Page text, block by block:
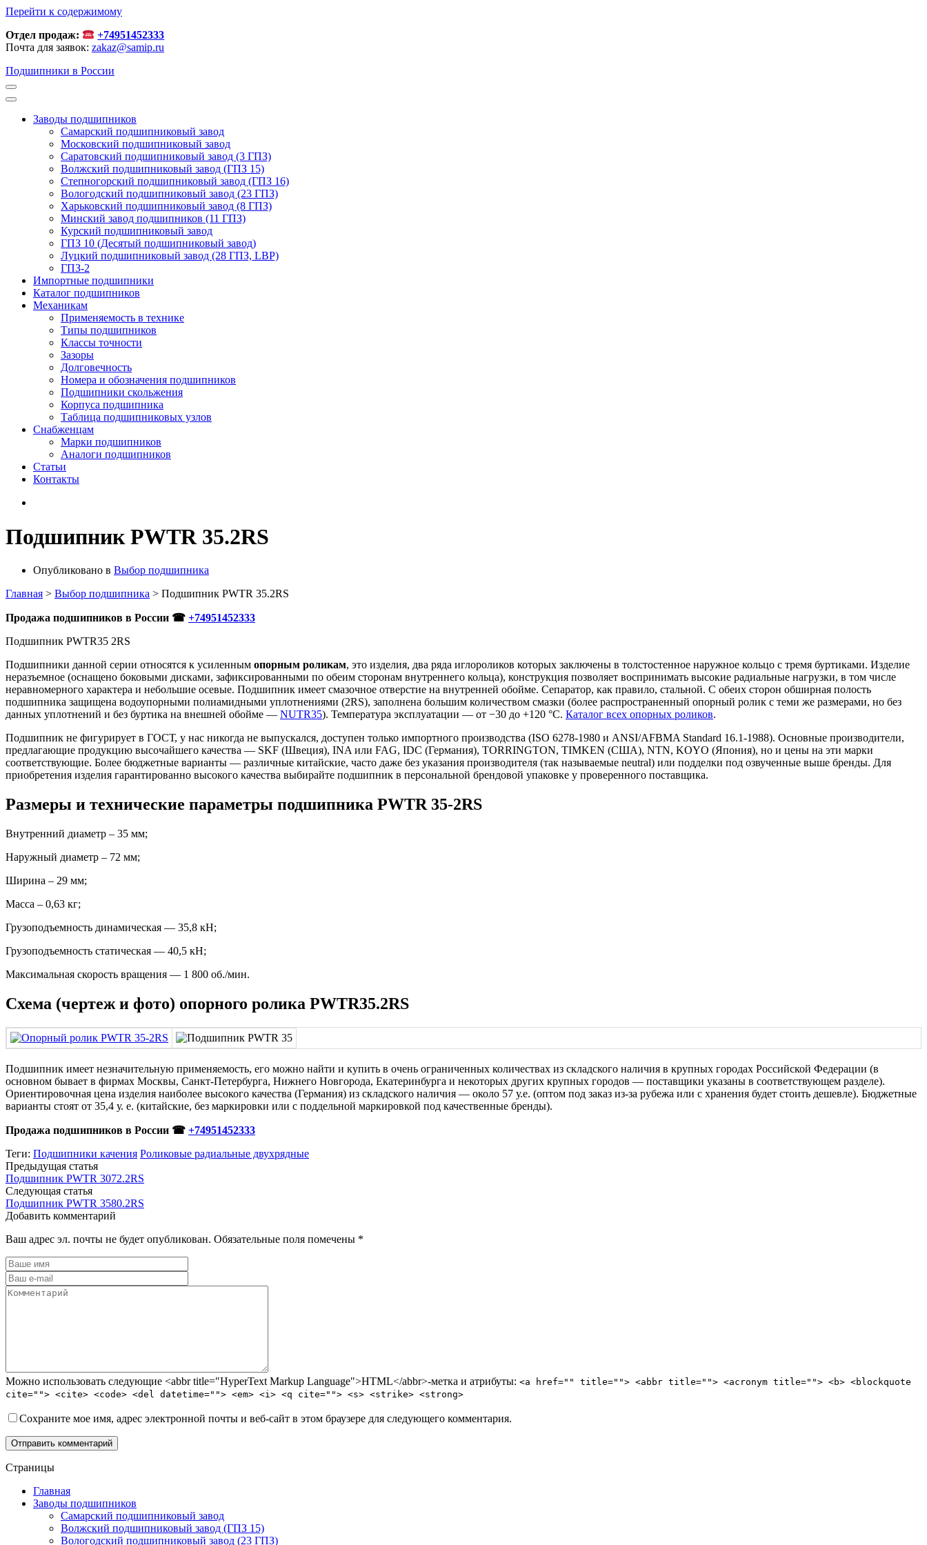
Перейти к содержимому
Отдел продаж:
+74951452333
Почта для заявок: zakaz@samip.ru
Подшипники в России
Заводы подшипников
Cамарский подшипниковый завод
Московский подшипниковый завод
Саратовский подшипниковый завод (3 ГПЗ)
Волжский подшипниковый завод (ГПЗ 15)
Степногорский подшипниковый завод (ГПЗ 16)
Вологодский подшипниковый завод (23 ГПЗ)
Харьковский подшипниковый завод (8 ГПЗ)
Минский завод подшипников (11 ГПЗ)
Курский подшипниковый завод
ГПЗ 10 (Десятый подшипниковый завод)
Луцкий подшипниковый завод (28 ГПЗ, LBP)
ГПЗ-2
Импортные подшипники
Каталог подшипников
Механикам
Применяемость в технике
Типы подшипников
Классы точности
Зазоры
Долговечность
Номера и обозначения подшипников
Подшипники скольжения
Корпуса подшипника
Таблица подшипниковых узлов
Снабженцам
Марки подшипников
Аналоги подшипников
Статьи
Контакты
Подшипник PWTR 35.2RS
Опубликовано в Выбор подшипника
Главная > Выбор подшипника > Подшипник PWTR 35.2RS
Продажа подшипников в России ☎ +74951452333
Подшипник PWTR35 2RS
Подшипники данной серии относятся к усиленным опорным роликам, это изделия, два ряда иглороликов которых заключены в толстостенное наружное кольцо с тремя буртиками. Изделие
неразъемное (оснащено боковыми дисками, зафиксированными по обеим сторонам внутреннего кольца), конструкция позволяет воспринимать высокие радиальные нагрузки, в том числе
неравномерного характера и небольшие осевые. Подшипник имеет смазочное отверстие на внутренней обойме. Сепаратор, как правило, стальной. С обеих сторон обширная полость
подшипника защищена водоупорными полиамидными уплотнениями (2RS), заполнена большим количеством смазки (более распространенный опорный ролик с теми же размерами, но без
данных уплотнений и без буртика на внешней обойме — NUTR35). Температура эксплуатации — от −30 до +120 °C. Каталог всех опорных роликов.
Подшипник не фигурирует в ГОСТ, у нас никогда не выпускался, доступен только импортного производства (ISO 6278-1980 и ANSI/AFBMA Standard 16.1-1988). Основные производители,
предлагающие продукцию высочайшего качества — SKF (Швеция), INA или FAG, IDC (Германия), TORRINGTON, TIMKEN (США), NTN, KOYO (Япония), но и цены на эти марки
соответствующие. Более бюджетные варианты — различные китайские, часто даже без указания производителя (так называемые neutral) или подделки под озвученные выше бренды. Для
приобретения изделия гарантированно высокого качества выбирайте подшипник в персональной брендовой упаковке у проверенного поставщика.
Размеры и технические параметры подшипника PWTR 35-2RS
Внутренний диаметр – 35 мм;
Наружный диаметр – 72 мм;
Ширина – 29 мм;
Масса – 0,63 кг;
Грузоподъемность динамическая — 35,8 кН;
Грузоподъемность статическая — 40,5 кН;
Максимальная скорость вращения — 1 800 об./мин.
Схема (чертеж и фото) опорного ролика PWTR35.2RS
Подшипник имеет незначительную применяемость, его можно найти и купить в очень ограниченных количествах из складского наличия в крупных городах Российской Федерации (в
основном бывает в фирмах Москвы, Санкт-Петербурга, Нижнего Новгорода, Екатеринбурга и некоторых других крупных городов — поставщики указаны в соответствующем разделе).
Ориентировочная цена изделия наиболее высокого качества (Германия) из складского наличия — около 57 у.е. (оптом под заказ из-за рубежа или с хранения будет стоить дешевле). Бюджетные
варианты стоят от 35,4 у. е. (китайские, без маркировки или с поддельной маркировкой под качественные бренды).
Продажа подшипников в России ☎ +74951452333
Теги: Подшипники качения Роликовые радиальные двухрядные
Предыдущая статья
Подшипник PWTR 3072.2RS
Следующая статья
Подшипник PWTR 3580.2RS
Добавить комментарий
Ваш адрес эл. почты не будет опубликован. Обязательные поля помечены *
Можно использовать следующие <abbr title="HyperText Markup Language">HTML</abbr>-метка и атрибуты: <a href="" title=""> <abbr title=""> <acronym title=""> <b> <blockquote
cite=""> <cite> <code> <del datetime=""> <em> <i> <q cite=""> <s> <strike> <strong>
Сохраните мое имя, адрес электронной почты и веб-сайт в этом браузере для следующего комментария.
Отправить комментарий
Страницы
Главная
Заводы подшипников
Cамарский подшипниковый завод
Волжский подшипниковый завод (ГПЗ 15)
Вологодский подшипниковый завод (23 ГПЗ)